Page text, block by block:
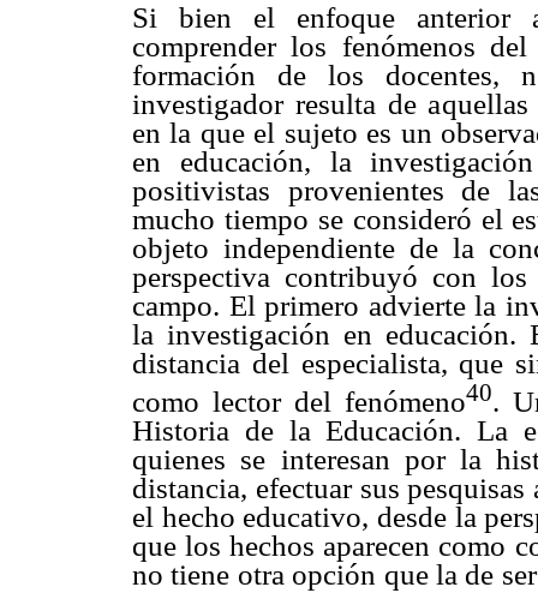
Si bien el enfoque anterior
comprender los fenómenos
formación de los docentes,
investigador resulta de
en la que el sujeto es un
en educación, la
positivistas provenientes de
mucho tiempo se consideró el
objeto independiente de la
perspectiva contribuyó con
campo. El primero advierte la
la investigación en educación.
distancia del especialista, que
como lector del fenómeno40.
Historia de la Educación. La
quienes se interesan por la
distancia, efectuar sus
el hecho educativo, desde la
que los hechos aparecen como
no tiene otra opción que la de